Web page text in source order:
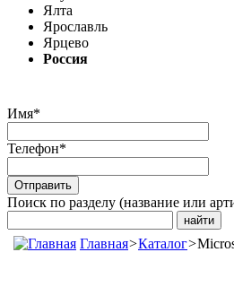
Ялта
Ярославль
Ярцево
Россия
Имя*
Телефон*
Поиск по разделу (название или
Главная>Каталог>